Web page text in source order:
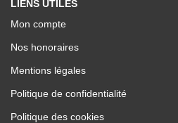
LIENS UTILES
Mon compte
Nos honoraires
Mentions légales
Politique de confidentialité
Politique des cookies